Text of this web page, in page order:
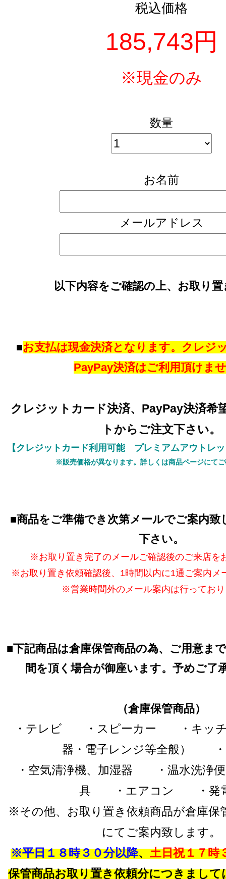
税込価格
185,743円
※現金のみ
数量
お名前
メールアドレス
以下内容をご確認の上、お取り
■お支払は現金決済となります。クレジ
PayPay決済はご利用頂けま
クレジットカード決済、PayPay決済希
トからご注文下さい。
【クレジットカード利用可能 プレミアムアウトレ
※販売価格が異なります。詳しくは商品ページにて
■商品をご準備でき次第メールでご案内致
下さい。
※お取り置き完了のメールご確認後のご来店を
※お取り置き依頼確認後、1時間以内に1通ご案内メ
※営業時間外のメール案内は行ってお
■下記商品は倉庫保管商品の為、ご用意ま
間を頂く場合が御座います。予めご了
（倉庫保管商品）
・テレビ ・スピーカー ・キッチ
器・電子レンジ等全般） ・
・空気清浄機、加湿器 ・温水洗
具 ・エアコン ・発
※その他、お取り置き依頼商品が倉庫保
にてご案内致します。
※平日１８時３０分以降、土日祝１７時
保管商品お取り置き依頼分につきまして